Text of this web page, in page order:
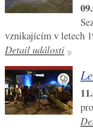
vznikajícím v letech
Detail události